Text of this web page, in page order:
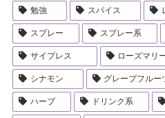
勉強 スパイス
スプレー スプレー系
サイプレス ローズマリ
シナモン グレープフルー
ハーブ ドリンク系